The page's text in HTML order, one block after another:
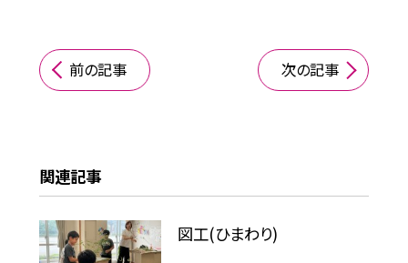
前の記事 次の記事
関連記事
図工(ひまわり)